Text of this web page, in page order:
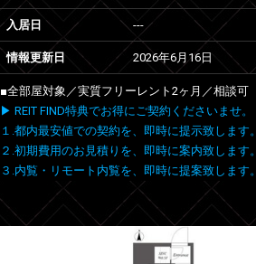
入居日 ---
情報更新日 2026年6月16日
■全部屋対象／実質フリーレント2ヶ月／相談可
▶ REIT FIND特典でお得にご契約くださいませ。
１.都内最安値での契約を、即時に提示致します。
２.初期費用のお見積りを、即時に案内致します。
３.内覧・リモート内覧を、即時に提案致します。